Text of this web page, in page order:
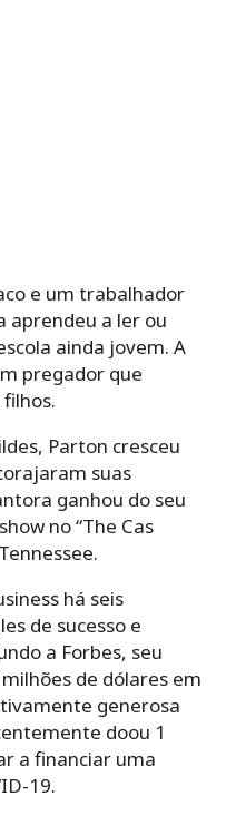
e um trabalhador
aprendeu a ler ou
ainda jovem. A
pregador que
Parton cresceu
suas
ganhou do seu
no “The Cas
há seis
de sucesso e
a Forbes, seu
de dólares em
generosa
doou 1
a financiar uma
19.